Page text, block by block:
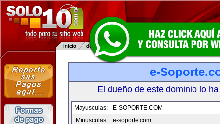
e-
El dueño de este dominio lo
Mayusculas:
E-SOPORTE.COM
Minusculas:
e-soporte.com